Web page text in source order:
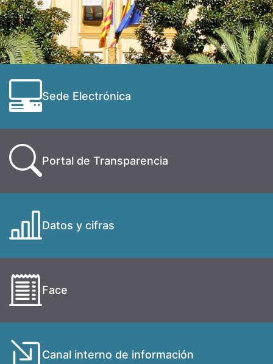
Sede Electrónica
Portal de Transparencia
Datos y cifras
Face
Canal interno de información